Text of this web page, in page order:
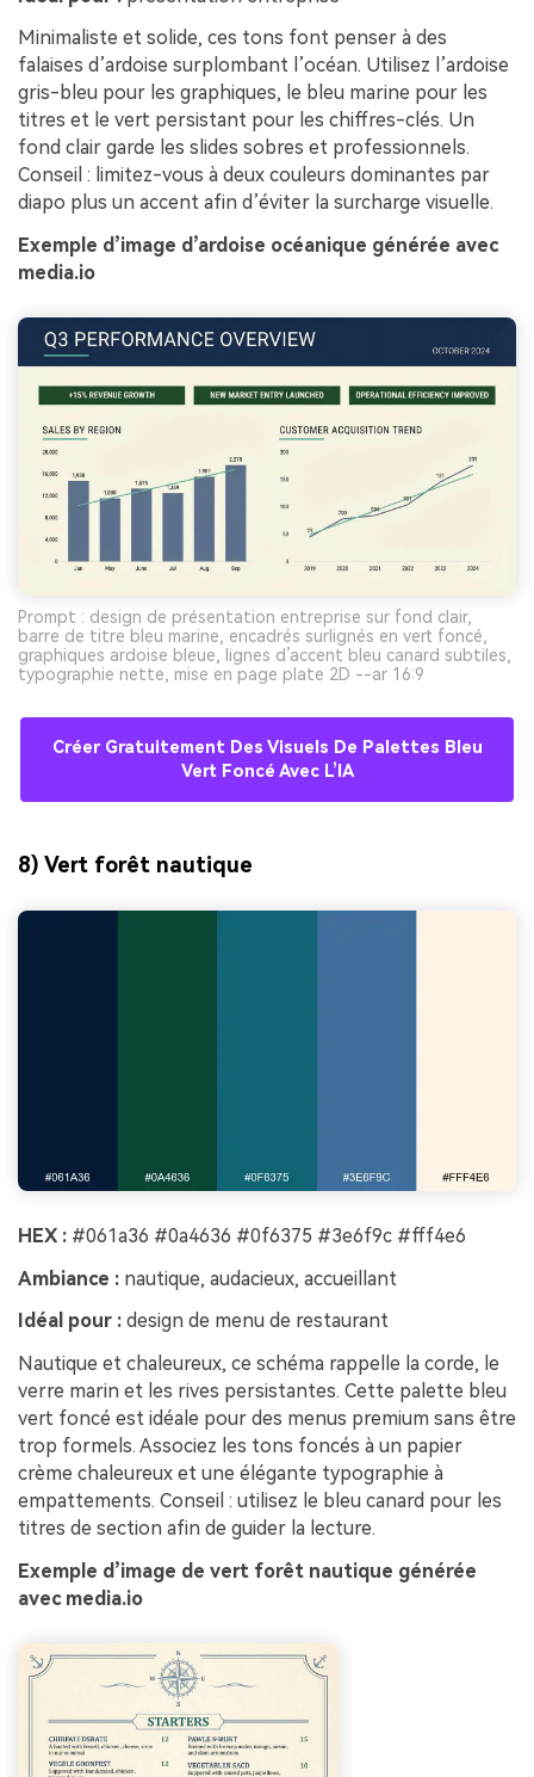
Minimaliste et solide, ces tons font penser à des
falaises d’ardoise surplombant l’océan. Utilisez l’ardoise
gris-bleu pour les graphiques, le bleu marine pour les
titres et le vert persistant pour les chiffres-clés. Un
fond clair garde les slides sobres et professionnels.
Conseil : limitez-vous à deux couleurs dominantes par
diapo plus un accent afin d’éviter la surcharge visuelle.
Exemple d’image d’ardoise océanique générée avec
media.io
Prompt : design de présentation entreprise sur fond clair,
barre de titre bleu marine, encadrés surlignés en vert foncé,
graphiques ardoise bleue, lignes d’accent bleu canard subtiles,
typographie nette, mise en page plate 2D --ar 16:9
Créer Gratuitement Des Visuels De Palettes Bleu
Vert Foncé Avec L’IA
8) Vert forêt nautique
HEX : #061a36 #0a4636 #0f6375 #3e6f9c #fff4e6
Ambiance : nautique, audacieux, accueillant
Idéal pour : design de menu de restaurant
Nautique et chaleureux, ce schéma rappelle la corde, le
verre marin et les rives persistantes. Cette palette bleu
vert foncé est idéale pour des menus premium sans être
trop formels. Associez les tons foncés à un papier
crème chaleureux et une élégante typographie à
empattements. Conseil : utilisez le bleu canard pour les
titres de section afin de guider la lecture.
Exemple d’image de vert forêt nautique générée
avec media.io